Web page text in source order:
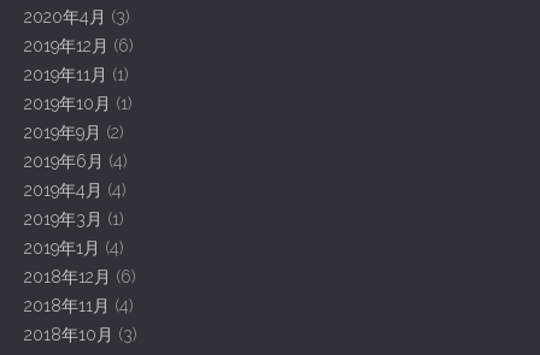
2020年4月 (3)
2019年12月 (6)
2019年11月 (1)
2019年10月 (1)
2019年9月 (2)
2019年6月 (4)
2019年4月 (4)
2019年3月 (1)
2019年1月 (4)
2018年12月 (6)
2018年11月 (4)
2018年10月 (3)